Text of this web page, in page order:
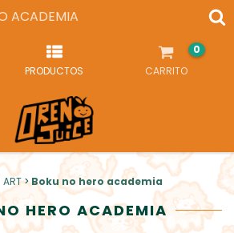
ACADEMIA
PRODUCTOS CARRITO
0
ART>Boku no hero academia
HERO ACADEMIA